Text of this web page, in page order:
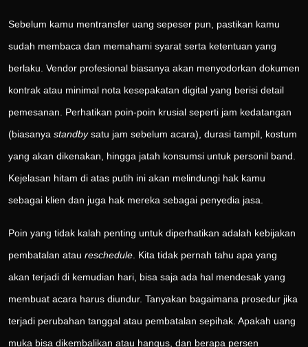
Sebelum kamu mentransfer uang sepeser pun, pastikan kamu
sudah membaca dan memahami syarat serta ketentuan yang
berlaku. Vendor profesional biasanya akan menyodorkan dokumen
kontrak atau minimal nota kesepakatan digital yang berisi detail
pemesanan. Perhatikan poin-poin krusial seperti jam kedatangan
(biasanya standbysatu jam sebelum acara), durasi tampil, kostum
yang akan dikenakan, hingga jatah konsumsi untuk personil band.
Kejelasan hitam di atas putih ini akan melindungi hak kamu
sebagai klien dan juga hak mereka sebagai penyedia jasa.
Poin yang tidak kalah penting untuk diperhatikan adalah kebijakan
pembatalan atau reschedule . Kita tidak pernah tahu apa yang
akan terjadi di kemudian hari, bisa saja ada hal mendesak yang
membuat acara harus diundur. Tanyakan bagaimana prosedur jika
terjadi perubahan tanggal atau pembatalan sepihak. Apakah uang
muka bisa dikembalikan atau hangus, dan berapa persen